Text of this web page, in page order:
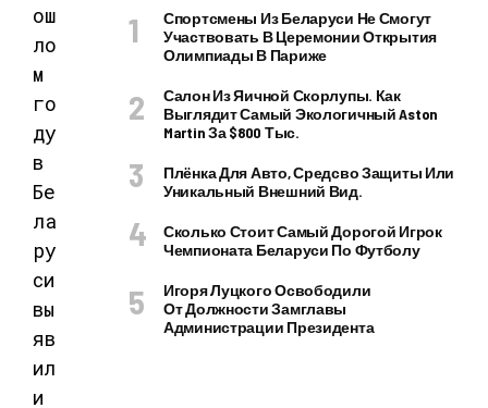
ош
ло
м
го
ду
в
Бе
ла
ру
си
вы
яв
ил
и
Спортсмены Из Беларуси Не Смогут
Участвовать В Церемонии Открытия
Олимпиады В Париже
Салон Из Яичной Скорлупы. Как
Выглядит Самый Экологичный Aston
Martin За $800 Тыс.
Плёнка Для Авто, Средсво Защиты Или
Уникальный Внешний Вид.
Сколько Стоит Самый Дорогой Игрок
Чемпионата Беларуси По Футболу
Игоря Луцкого Освободили
От Должности Замглавы
Администрации Президента